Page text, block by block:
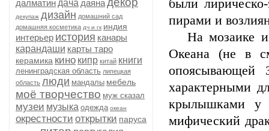
далматин дача даяна
декупаж дизайн домашний сад
домашняя косметика дч и гк индия
интерьер история канары
карандаши карты таро
керамика кино кипр китай книги
ленинградская область липецкая
область люди мандалы мебель
моё творчество муж сказал
музеи музыка одежда океан
окрестности открытки паруса
были
пирами и
На мозаике
Океана (не в
опоясывающей
характерными
крылышками у
мифический